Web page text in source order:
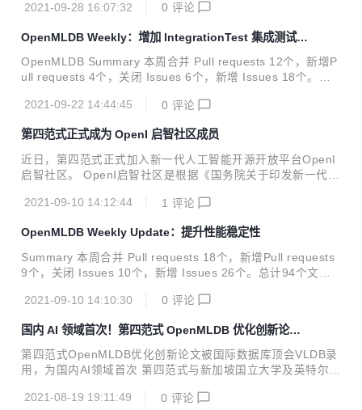
Pull Requests feat: support spark.master config to run job
d set in return string#464 feat: enable `TestWindowUnion`
te...
2021-09-28 16:07:32 0 评论
OpenMLDB Weekly：增加 IntegrationTest 集成测试模
块
OpenMLDB Summary 本周合并 Pull requests 12个，新增P
ull requests 4个，关闭 Issues 6个，新增 Issues 18个。总
rged Pull Requests feat: add integration test cicd#434 fea
etes java dependencies for taskmanager#400 fix: fix coun
t in some y...
2021-09-22 14:44:45 0 评论
第四范式正式成为 OpenI 启智社区成员
近日，第四范式正式加入新一代人工智能开源开放平台OpenI
启智社区。 OpenI启智社区是根据《国务院关于印发新一代人
人工智能产业技术创新战略联盟（AITISA）组织产学研用通力
过构建开源开放生态、搭建软硬件开发环境、汇聚和孵化优秀
AI开源项目、鼓励开发者参与AI开源项目开发等方式，促进人
工智能领域的开源开放协同创新，推动人工智能产业健康快速
“开源开放、尊重创新”为原则，汇聚了鹏城实验室、北京智源
2021-09-10 14:12:44 1 评论
OpenMLDB Weekly Update：提升性能稳定性
Summary 本周合并 Pull requests 18个，新增Pull requests
9个，关闭 Issues 10个，新增 Issues 26个。总计94个文件
本v0.2.3。了解OpenMLDB Merged Pull Requests docs: ad
refactor: refact AppendEntries in log replicator#327 fix: sq
l and ns client des...
2021-09-10 14:10:30 0 评论
国内 AI 领域首次！第四范式 OpenMLDB 优化创新论文
被国际数据库顶会 VLDB 录用
第四范式OpenMLDB优化创新论文被国际数据库顶会VLDB录
用，为国内AI领域首次 第四范式与新加坡国立大学及英特尔的
据库OpenMLDB（Open Source Machine Learning Databa
2021-08-19 19:11:49 0 评论